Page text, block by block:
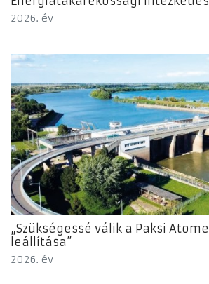
2026. év
„Szükségessé válik a Paksi
leállítása”
2026. év